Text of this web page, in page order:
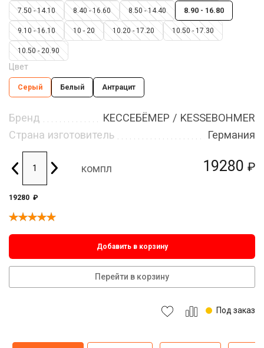
19280 ₽
7.50 - 14.10 8.40 - 16.60 8.50 - 14.40 8.90 - 16.80
9.10 - 16.10 10 - 20 10.20 - 17.20 10.50 - 17.30
10.50 - 20.90
Цвет
Серый Белый Антрацит
Бренд
КЕССЕБЁМЕР / KESSEBOHMER
Страна изготовитель
Германия
компл
19280 ₽
Добавить в корзину
Перейти в корзину
Под заказ